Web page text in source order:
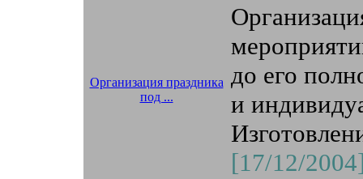
Организация праздника
под ...
до его
и
[17/12/